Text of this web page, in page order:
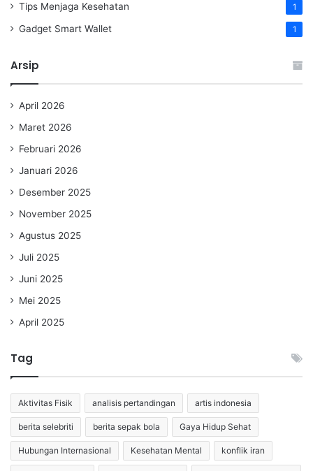
Tips Menjaga Kesehatan 1
Gadget Smart Wallet 1
Arsip
April 2026
Maret 2026
Februari 2026
Januari 2026
Desember 2025
November 2025
Agustus 2025
Juli 2025
Juni 2025
Mei 2025
April 2025
Tag
Aktivitas Fisik analisis pertandingan artis indonesia
berita selebriti berita sepak bola Gaya Hidup Sehat
Hubungan Internasional Kesehatan Mental konflik iran